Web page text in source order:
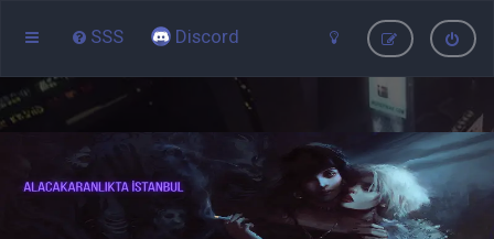
SSS Discord